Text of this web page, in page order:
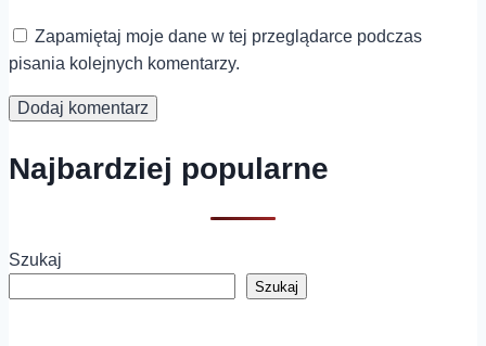
Zapamiętaj moje dane w tej przeglądarce podczas
pisania kolejnych komentarzy.
Najbardziej popularne
Szukaj
Szukaj